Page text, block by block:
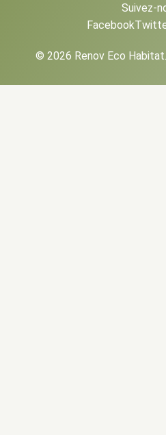
Suivez-
Facebook
© 2026 Renov Eco